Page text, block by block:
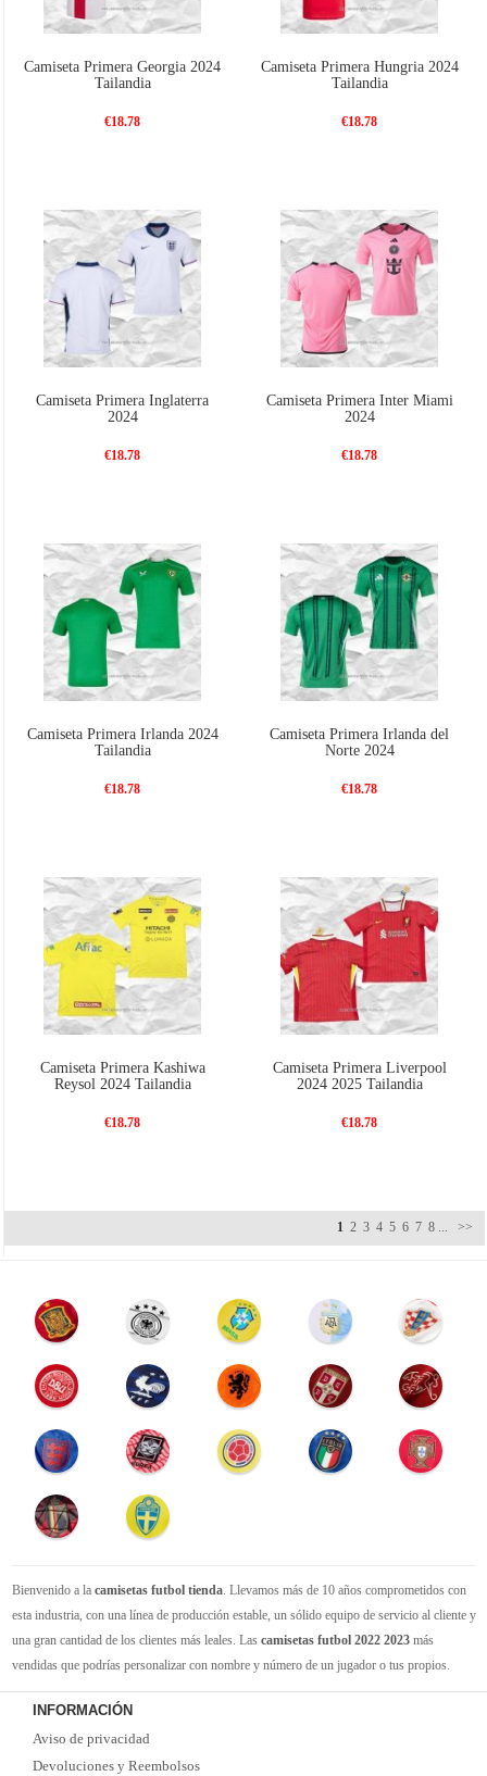
Camiseta Primera Georgia 2024
Tailandia
€18.78
Camiseta Primera Hungria 2024
Tailandia
€18.78
Camiseta Primera Inglaterra
2024
€18.78
Camiseta Primera Inter Miami
2024
€18.78
Camiseta Primera Irlanda 2024
Tailandia
€18.78
Camiseta Primera Irlanda del
Norte 2024
€18.78
Camiseta Primera Kashiwa
Reysol 2024 Tailandia
€18.78
Camiseta Primera Liverpool
2024 2025 Tailandia
€18.78
1 2 3 4 5 6 7 8 ... >>
Bienvenido a la camisetas futbol tienda. Llevamos más de 10 años comprometidos con
esta industria, con una línea de producción estable, un sólido equipo de servicio al cliente y
una gran cantidad de los clientes más leales. Las camisetas futbol 2022 2023 más
vendidas que podrías personalizar con nombre y número de un jugador o tus propios.
Camisetas de futbol replicasde la mejor calidad Thai AAA en toda la web. Tenemos
suficiente experiencia para satisfacer tus necesidades de
la seguridad de que elegirnos le brindará una experiencia de compra diferente.
INFORMACIÓN
Aviso de privacidad
Devoluciones y Reembolsos